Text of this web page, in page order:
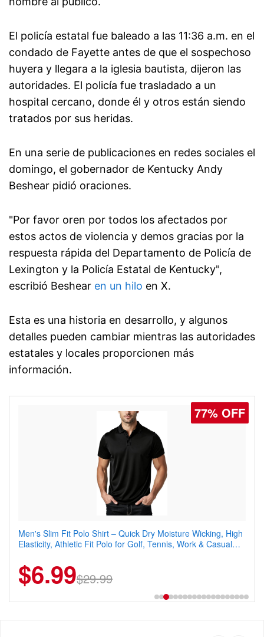
El policía estatal fue baleado a las 11:36 a.m. en el
condado de Fayette antes de que el sospechoso
huyera y llegara a la iglesia bautista, dijeron las
autoridades. El policía fue trasladado a un
hospital cercano, donde él y otros están siendo
tratados por sus heridas.
En una serie de publicaciones en redes sociales el
domingo, el gobernador de Kentucky Andy
Beshear pidió oraciones.
"Por favor oren por todos los afectados por
estos actos de violencia y demos gracias por la
respuesta rápida del Departamento de Policía de
Lexington y la Policía Estatal de Kentucky",
escribió Beshear en un hilo en X.
Esta es una historia en desarrollo, y algunos
detalles pueden cambiar mientras las autoridades
estatales y locales proporcionen más
información.
77% OFF
Men's Slim Fit Polo Shirt – Quick Dry Moisture Wicking, High
Elasticity, Athletic Fit Polo for Golf, Tennis, Work & Casual
$6.99$29.99